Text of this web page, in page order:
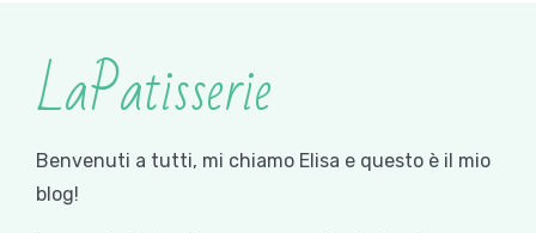
LaPatisserie
Benvenuti a tutti, mi chiamo Elisa e questo è il mio
blog!